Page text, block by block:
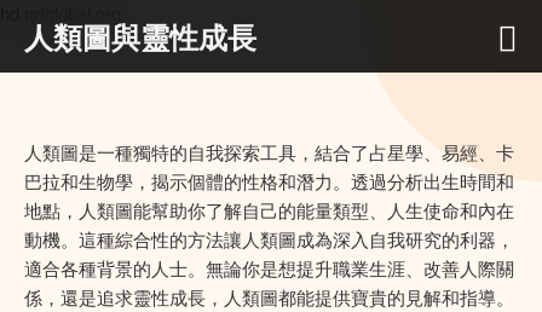
人類圖與靈性成長
人類圖是一種獨特的自我探索工具，結合了占星學、易經、卡
巴拉和生物學，揭示個體的性格和潛力。透過分析出生時間和
地點，人類圖能幫助你了解自己的能量類型、人生使命和內在
動機。這種綜合性的方法讓人類圖成為深入自我研究的利器，
適合各種背景的人士。無論你是想提升職業生涯、改善人際關
係，還是追求靈性成長，人類圖都能提供寶貴的見解和指導。